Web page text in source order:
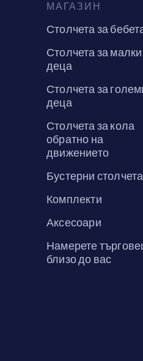
МАГАЗИН
Столчета за
Столчета за малки
деца
Столчета за
деца
Столчета за кола
обратно на
движението
Бустерни столчета
Комплекти
Аксесоари
Намерете
близо до вас